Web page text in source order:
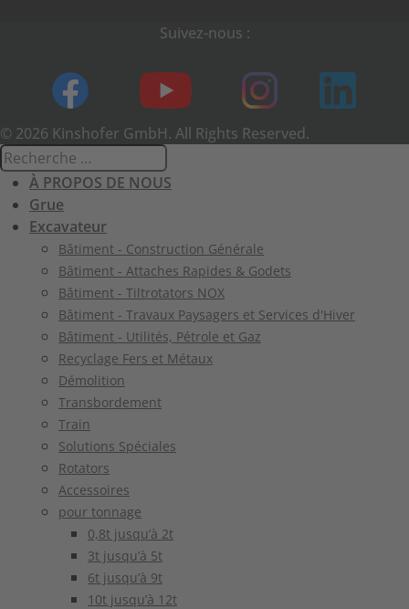
Suivez-nous :
© 2026 Kinshofer GmbH. All Rights Reserved.
À PROPOS DE NOUS
Grue
Excavateur
Bâtiment - Construction Générale
Bâtiment - Attaches Rapides & Godets
Bâtiment - Tiltrotators NOX
Bâtiment - Travaux Paysagers et Services d'Hiver
Bâtiment - Utilités, Pétrole et Gaz
Recyclage Fers et Métaux
Démolition
Transbordement
Train
Solutions Spéciales
Rotators
Accessoires
pour tonnage
0,8t jusqu’à 2t
3t jusqu’à 5t
6t jusqu’à 9t
10t jusqu’à 12t